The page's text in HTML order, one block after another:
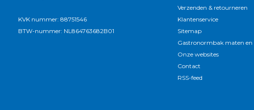
KVK nummer: 88751546
BTW-nummer: NL864763682B01
Verzenden & retourneren
Klantenservice
Sitemap
Gastronormbak maten
Onze websites
Contact
RSS-feed